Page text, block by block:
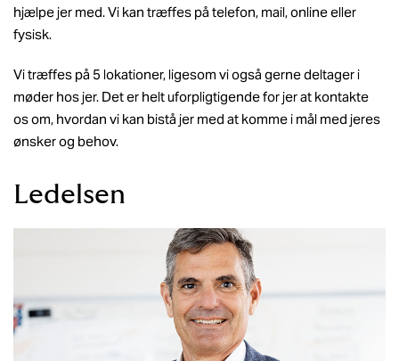
hjælpe jer med. Vi kan træffes på telefon, mail, online eller
fysisk.
Vi træffes på 5 lokationer, ligesom vi også gerne deltager i
møder hos jer. Det er helt uforpligtigende for jer at kontakte
os om, hvordan vi kan bistå jer med at komme i mål med jeres
ønsker og behov.
Ledelsen